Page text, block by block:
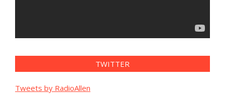
TWITTER
Tweets by RadioAllen